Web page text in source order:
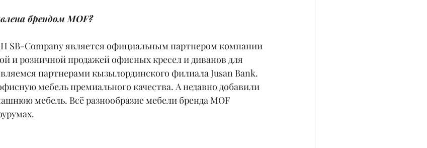
брендом MOF?
SB-Company является официальным партнером компании
и розничной продажей офисных кресел и диванов для
партнерами кызылординского филиала Jusan Bank.
мебель премиального качества. А недавно добавили
мебель. Всё разнообразие мебели бренда MOF